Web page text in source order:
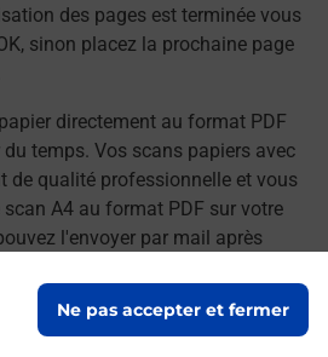
Ne pas accepter et fermer
des pages est terminée vous
sinon placez la prochaine page
directement au format PDF
temps. Vos scans papiers avec
de qualité professionnelle et vous
scan A4 au format PDF sur votre
l'envoyer par mail après
nouvel onglet